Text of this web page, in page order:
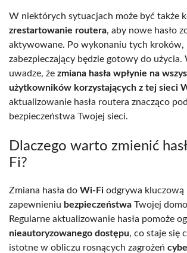
W niektórych sytuacjach może być także
zrestartowanie routera, aby nowe hasło
aktywowane. Po wykonaniu tych kroków,
zabezpieczający będzie gotowy do użycia.
uwadze, że zmiana hasła wpłynie na
użytkowników korzystających z tej sieci
aktualizowanie hasła routera znacząco
bezpieczeństwa Twojej sieci.
Dlaczego warto zmienić
Fi?
Zmiana hasła do Wi-Fi odgrywa kluczową
zapewnieniu bezpieczeństwa Twojej
Regularne aktualizowanie hasła pomoże
nieautoryzowanego dostępu, co staje się
istotne w obliczu rosnących zagrożeń